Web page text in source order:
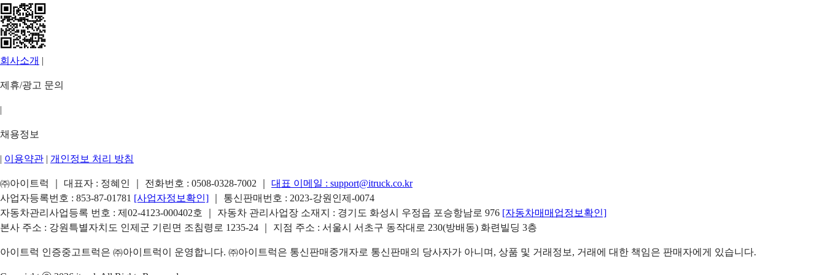
회사소개 |
제휴/광고 문의
|
채용정보
| 이용약관 | 개인정보 처리 방침
㈜아이트럭 ｜ 대표자 : 정혜인 ｜ 전화번호 : 0508-0328-7002 대표 이메일 : support@itruck.co.kr
사업자등록번호 : 853-87-01781 [사업자정보확인]
｜ 통신판매번호 : 2023-강원인제-0074
자동차관리사업등록 번호 : 제02-4123-000402호 ｜ 자동차 관리사업장 소재지 : 경기도 화성시 우정읍 포승항남로 976 [자동차매매업정보확인]
본사 주소 : 강원특별자치도 인제군 기린면 조침령로 1235-24 ｜ 지점 주소 : 서울시 서초구 동작대로 230(방배동) 화련빌딩 3층
아이트럭 인증중고트럭은 ㈜아이트럭이 운영합니다. ㈜아이트럭은 통신판매중개자로 통신판매의 당사자가 아니며, 상품 및 거래정보, 거래에 대한 책임은 판매자에게 있습니다.